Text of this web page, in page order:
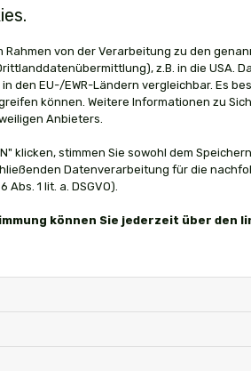
von der Verarbeitung zu den
z.B. in die USA.
den EU-/EWR-Ländern vergleichbar. Es
können. Weitere Informationen zu
Anbieters.
klicken, stimmen Sie sowohl dem
Datenverarbeitung für die
1 lit. a. DSGVO).
können Sie jederzeit über den